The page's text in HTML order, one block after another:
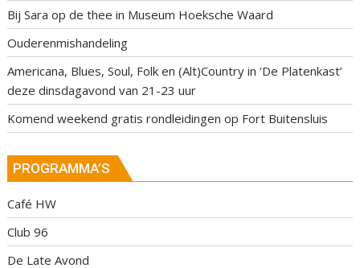
Bij Sara op de thee in Museum Hoeksche Waard
Ouderenmishandeling
Americana, Blues, Soul, Folk en (Alt)Country in ‘De Platenkast’
deze dinsdagavond van 21-23 uur
Komend weekend gratis rondleidingen op Fort Buitensluis
PROGRAMMA’S
Café HW
Club 96
De Late Avond